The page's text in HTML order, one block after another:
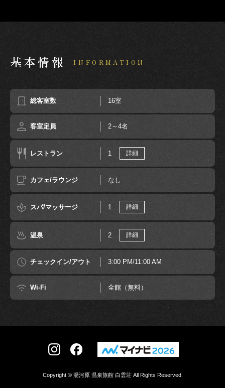
基本情報 INFORMATION
総客室数 16室
客室定員 2～4名
レストラン 1 詳細
カフェ/ラウンジ なし
スパ/マッサージ 1 詳細
温泉 2 詳細
チェックイン/アウト 3:00 PM/11:00 AM
Wi-Fi 全館（無料）
Copyright © 湯河原 温泉旅館 白雲荘 All Rights Reserved.